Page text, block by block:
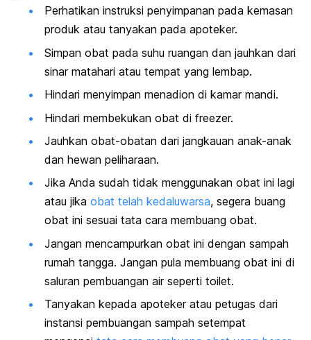
Perhatikan instruksi penyimpanan pada kemasan
produk atau tanyakan pada apoteker.
Simpan obat pada suhu ruangan dan jauhkan dari
sinar matahari atau tempat yang lembap.
Hindari menyimpan menadion di kamar mandi.
Hindari membekukan obat di freezer.
Jauhkan obat-obatan dari jangkauan anak-anak
dan hewan peliharaan.
Jika Anda sudah tidak menggunakan obat ini lagi
atau jika obat telah kedaluwarsa, segera buang
obat ini sesuai tata cara membuang obat.
Jangan mencampurkan obat ini dengan sampah
rumah tangga. Jangan pula membuang obat ini di
saluran pembuangan air seperti toilet.
Tanyakan kepada apoteker atau petugas dari
instansi pembuangan sampah setempat